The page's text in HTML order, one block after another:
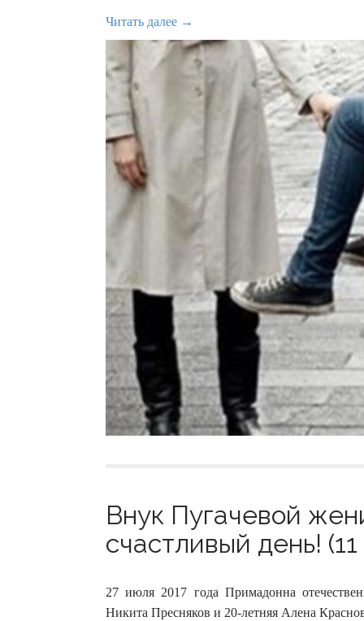
Читать далее →
Внук Пугачевой
счастливый день!
27 июля 2017 года Примадонна
Никита Пресняков и 20-летняя Алена